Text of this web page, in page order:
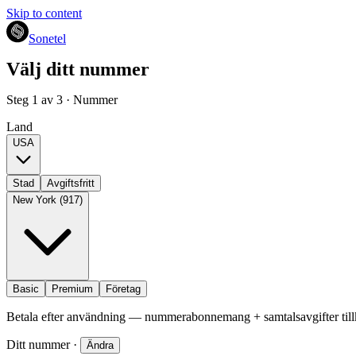
Skip to content
Sonetel
Välj ditt nummer
Steg 1 av 3 · Nummer
Land
USA
Stad
Avgiftsfritt
New York (917)
Basic Premium Företag
Betala efter användning — nummerabonnemang + samtalsavgifter
Ditt nummer· Ändra